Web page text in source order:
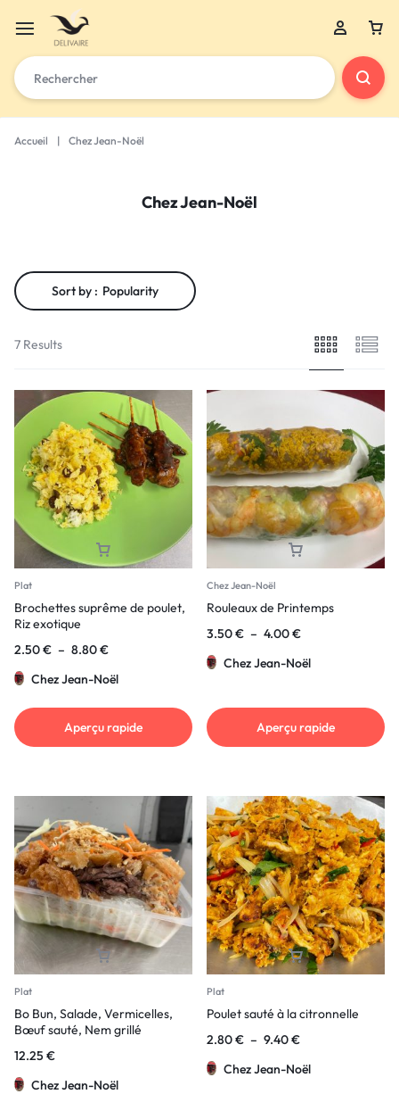
Accueil | Chez Jean-Noël
Chez Jean-Noël
Sort by : Popularity
7 Results
Plat
Brochettes suprême de poulet,
Riz exotique
2.50€ – 8.80€
Chez Jean-Noël
Aperçu rapide
Chez Jean-Noël
Rouleaux de Printemps
3.50€ – 4.00€
Chez Jean-Noël
Aperçu rapide
Plat
Bo Bun, Salade, Vermicelles,
Bœuf sauté, Nem grillé
12.25 €
Chez Jean-Noël
Plat
Poulet sauté à la citronnelle
2.80€ – 9.40€
Chez Jean-Noël